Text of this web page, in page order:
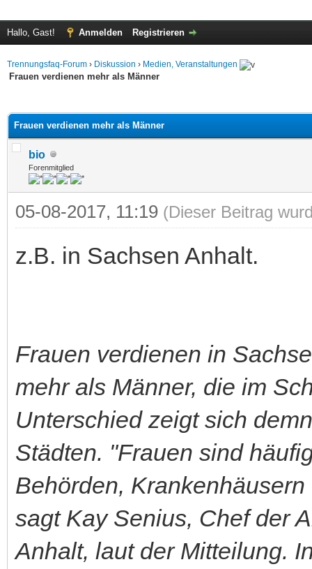
Hallo, Gast! Anmelden Registrieren
Trennungsfaq-Forum › Diskussion › Medien, Veranstaltungen
Frauen verdienen mehr als Männer
Frauen verdienen mehr als Männer
bio
Forenmitglied
05-08-2017, 11:19 (Dieser Beitrag
z.B. in Sachsen Anhalt.
Frauen verdienen in
mehr als Männer, die im
Unterschied zeigt sich
Städten. "Frauen sind
Behörden,
sagt Kay Senius, Chef der
Anhalt, laut der Mitteilung.